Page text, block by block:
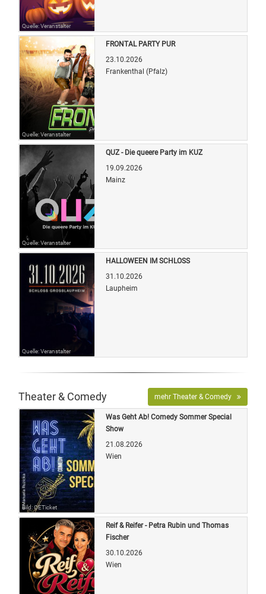
Quelle: Veranstalter
Quelle: Veranstalter
FRONTAL PARTY PUR
23.10.2026
Frankenthal (Pfalz)
Quelle: Veranstalter
QUZ - Die queere Party im KUZ
19.09.2026
Mainz
Quelle: Veranstalter
HALLOWEEN IM SCHLOSS
31.10.2026
Laupheim
Theater & Comedy mehr Theater & Comedy
Bild: OETicket
Was Geht Ab! Comedy Sommer Special
Show
21.08.2026
Wien
Reif & Reifer - Petra Rubin und Thomas
Fischer
30.10.2026
Wien